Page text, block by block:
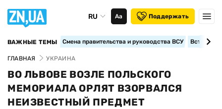
RU Аа Поддержать
ВАЖНЫЕ ТЕМЫ Смена правительства и руководства ВСУ
ГЛАВНАЯ УКРАИНА
ВО ЛЬВОВЕ ВОЗЛЕ ПОЛЬСКОГО
МЕМОРИАЛА ОРЛЯТ ВЗОРВАЛСЯ
НЕИЗВЕСТНЫЙ ПРЕДМЕТ